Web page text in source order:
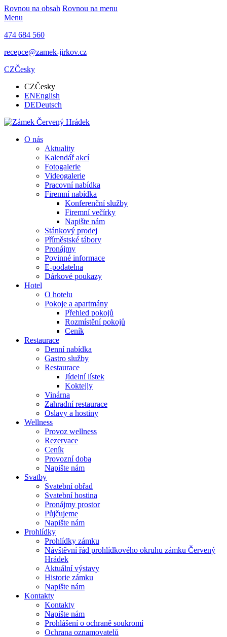
Rovnou na obsah Rovnou na menu
Menu
474 684 560
recepce@zamek-jirkov.cz
CZČesky
CZČesky
ENEnglish
DEDeutsch
O nás
Aktuality
Kalendář akcí
Fotogalerie
Videogalerie
Pracovní nabídka
Firemní nabídka
Konferenční služby
Firemní večírky
Napište nám
Stánkový prodej
Příměstské tábory
Pronájmy
Povinné informace
E-podatelna
Dárkové poukazy
Hotel
O hotelu
Pokoje a apartmány
Přehled pokojů
Rozmístění pokojů
Ceník
Restaurace
Denní nabídka
Gastro služby
Restaurace
Jídelní lístek
Koktejly
Vinárna
Zahradní restaurace
Oslavy a hostiny
Wellness
Provoz wellness
Rezervace
Ceník
Provozní doba
Napište nám
Svatby
Svatební obřad
Svatební hostina
Pronájmy prostor
Půjčujeme
Napište nám
Prohlídky
Prohlídky zámku
Návštěvní řád prohlídkového okruhu zámku Červený
Hrádek
Aktuální výstavy
Historie zámku
Napište nám
Kontakty
Kontakty
Napište nám
Prohlášení o ochraně soukromí
Ochrana oznamovatelů